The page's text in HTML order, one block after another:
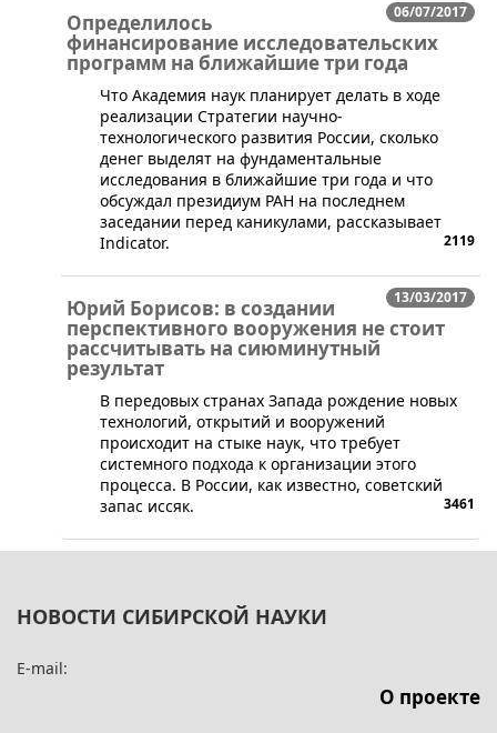
06/07/2017
Определилось
финансирование исследовательских
программ на ближайшие три года
​Что Академия наук планирует делать в ходе
реализации Стратегии научно-
технологического развития России, сколько
денег выделят на фундаментальные
исследования в ближайшие три года и что
обсуждал президиум РАН на последнем
заседании перед каникулами, рассказывает
Indicator.
2119
13/03/2017
Юрий Борисов: в создании
перспективного вооружения не стоит
рассчитывать на сиюминутный
результат
​В передовых странах Запада рождение новых
технологий, открытий и вооружений
происходит на стыке наук, что требует
системного подхода к организации этого
процесса. В России, как известно, советский
запас иссяк.
3461
НОВОСТИ СИБИРСКОЙ НАУКИ
E-mail:
О проекте